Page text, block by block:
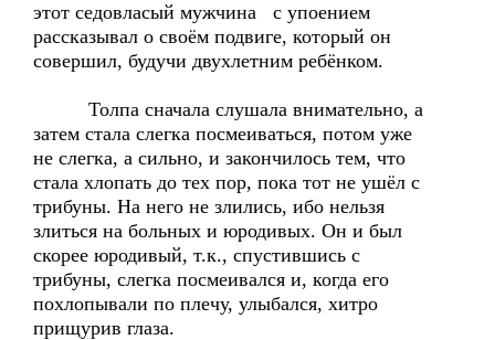
этот седовласый мужчина с упоением
рассказывал о своём подвиге, который он
совершил, будучи двухлетним ребёнком.
Толпа сначала слушала внимательно, а
затем стала слегка посмеиваться, потом уже
не слегка, а сильно, и закончилось тем, что
стала хлопать до тех пор, пока тот не ушёл с
трибуны. На него не злились, ибо нельзя
злиться на больных и юродивых. Он и был
скорее юродивый, т.к., спустившись с
трибуны, слегка посмеивался и, когда его
похлопывали по плечу, улыбался, хитро
прищурив глаза.